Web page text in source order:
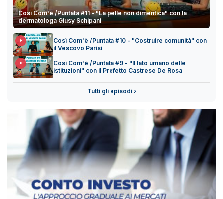
Così Com'è /Puntata #11 - "La pelle non dimentica" con la
dermatologa Giusy Schipani
Così Com'è /Puntata #10 - "Costruire comunità" con
il Vescovo Parisi
Così Com'è /Puntata #9 - "Il lato umano delle
istituzioni" con il Prefetto Castrese De Rosa
Tutti gli episodi ›